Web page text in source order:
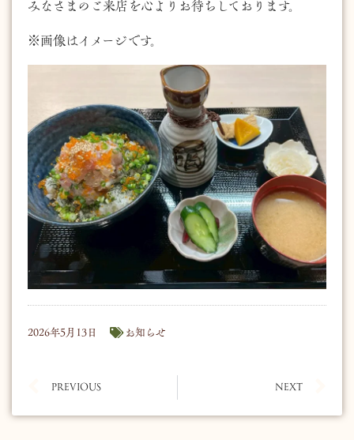
みなさまのご来店を心よりお待ちしております。
※画像はイメージです。
2026年5月13日 お知らせ
PREVIOUS NEXT